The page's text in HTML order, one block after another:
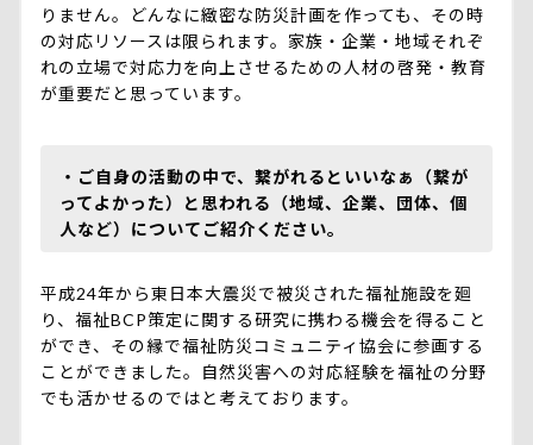
りません。どんなに緻密な防災計画を作っても、その時
の対応リソースは限られます。家族・企業・地域それぞ
れの立場で対応力を向上させるための人材の啓発・教育
が重要だと思っています。
・ご自身の活動の中で、繋がれるといいなぁ（繋が
ってよかった）と思われる（地域、企業、団体、個
人など）についてご紹介ください。
平成24年から東日本大震災で被災された福祉施設を廻
り、福祉BCP策定に関する研究に携わる機会を得ること
ができ、その縁で福祉防災コミュニティ協会に参画する
ことができました。自然災害への対応経験を福祉の分野
でも活かせるのではと考えております。